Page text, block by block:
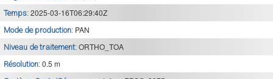
Temps: 2025-03-16T06:29:40Z
Mode de production: PAN
Niveau de traitement: ORTHO_TOA
Résolution: 0.5 m